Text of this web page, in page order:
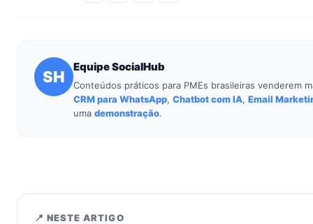
SH
Equipe SocialHub
Conteúdos práticos para PMEs brasileiras venderem
CRM para WhatsApp, Chatbot com IA, Email
uma demonstração.
📍 NESTE ARTIGO